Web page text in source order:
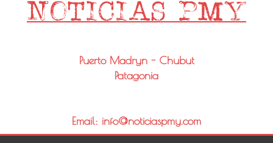
Puerto Madryn - Chubut
Patagonia
Email: info@noticiaspmy.com